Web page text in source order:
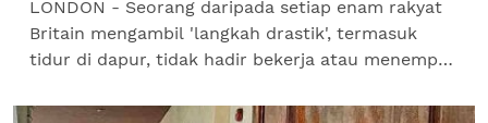
LONDON - Seorang daripada setiap enam rakyat
Britain mengambil 'langkah drastik', termasuk
tidur di dapur, tidak hadir bekerja atau menempah
menurut...